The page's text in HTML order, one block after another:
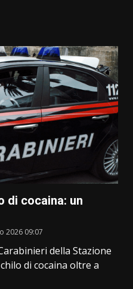
di cocaina: un
2026 09:07
della Stazione
di cocaina oltre a